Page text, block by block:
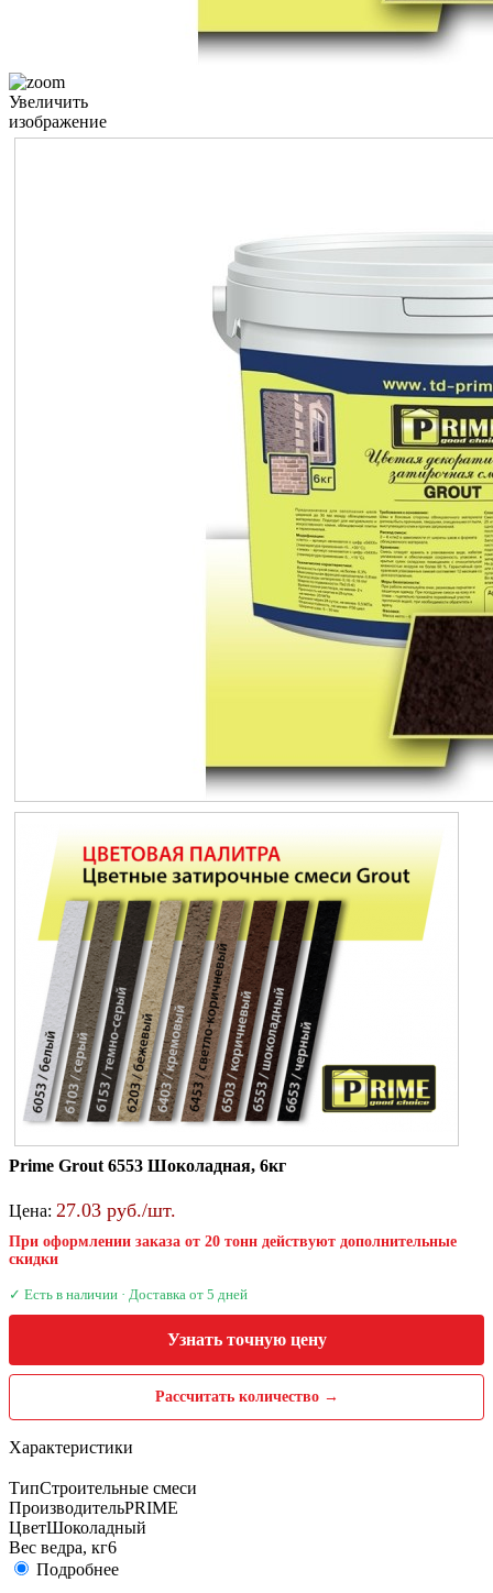
Увеличить
изображение
Prime Grout 6553 Шоколадная, 6кг
Цена: 27.03 руб./шт.
При оформлении заказа от 20 тонн действуют дополнительные
скидки
✓ Есть в наличии · Доставка от 5 дней
Узнать точную цену
Рассчитать количество →
Характеристики
ТипСтроительные смеси
ПроизводительPRIME
ЦветШоколадный
Вес ведра, кг6
Подробнее